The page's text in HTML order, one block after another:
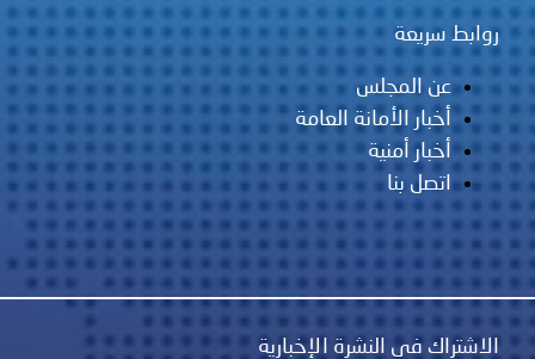
روابط سريعة
عن المجلس
أخبار الأمانة العامة
أخبار أمنية
اتصل بنا
الاشتراك في النشرة الإخبارية